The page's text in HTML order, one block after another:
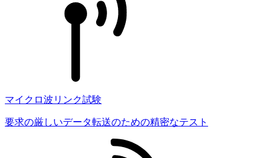
マイクロ波リンク試験
要求の厳しいデータ転送のための精密なテスト